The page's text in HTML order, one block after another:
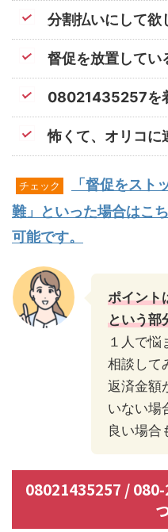
分割払いにして欲
督促を放置してい
08021435257を
怖くて、オリコに
チェック
「督促をスト
難」といった場合はこ
可能です。
ポイント
という部
１人で悩
相談して
返済金額
いない場
良い場合
08021435257 /